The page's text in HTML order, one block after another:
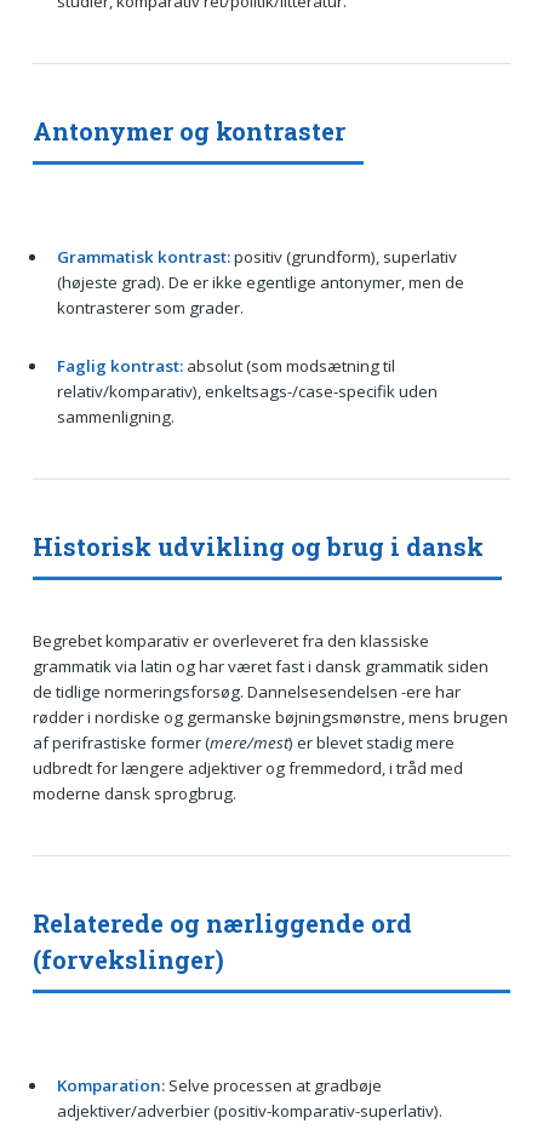
Antonymer og kontraster
Grammatisk kontrast:positiv (grundform), superlativ
(højeste grad). De er ikke egentlige antonymer, men de
kontrasterer som grader.
Faglig kontrast:absolut (som modsætning til
relativ/komparativ), enkeltsags-/case-specifik uden
sammenligning.
Historisk udvikling og brug i dansk
Begrebet komparativ er overleveret fra den klassiske
grammatik via latin og har været fast i dansk grammatik siden
de tidlige normeringsforsøg. Dannelsesendelsen -ere har
rødder i nordiske og germanske bøjningsmønstre, mens brugen
af perifrastiske former (mere/mest) er blevet stadig mere
udbredt for længere adjektiver og fremmedord, i tråd med
moderne dansk sprogbrug.
Relaterede og nærliggende ord
(forvekslinger)
Komparation:Selve processen at gradbøje
adjektiver/adverbier (positiv-komparativ-superlativ).